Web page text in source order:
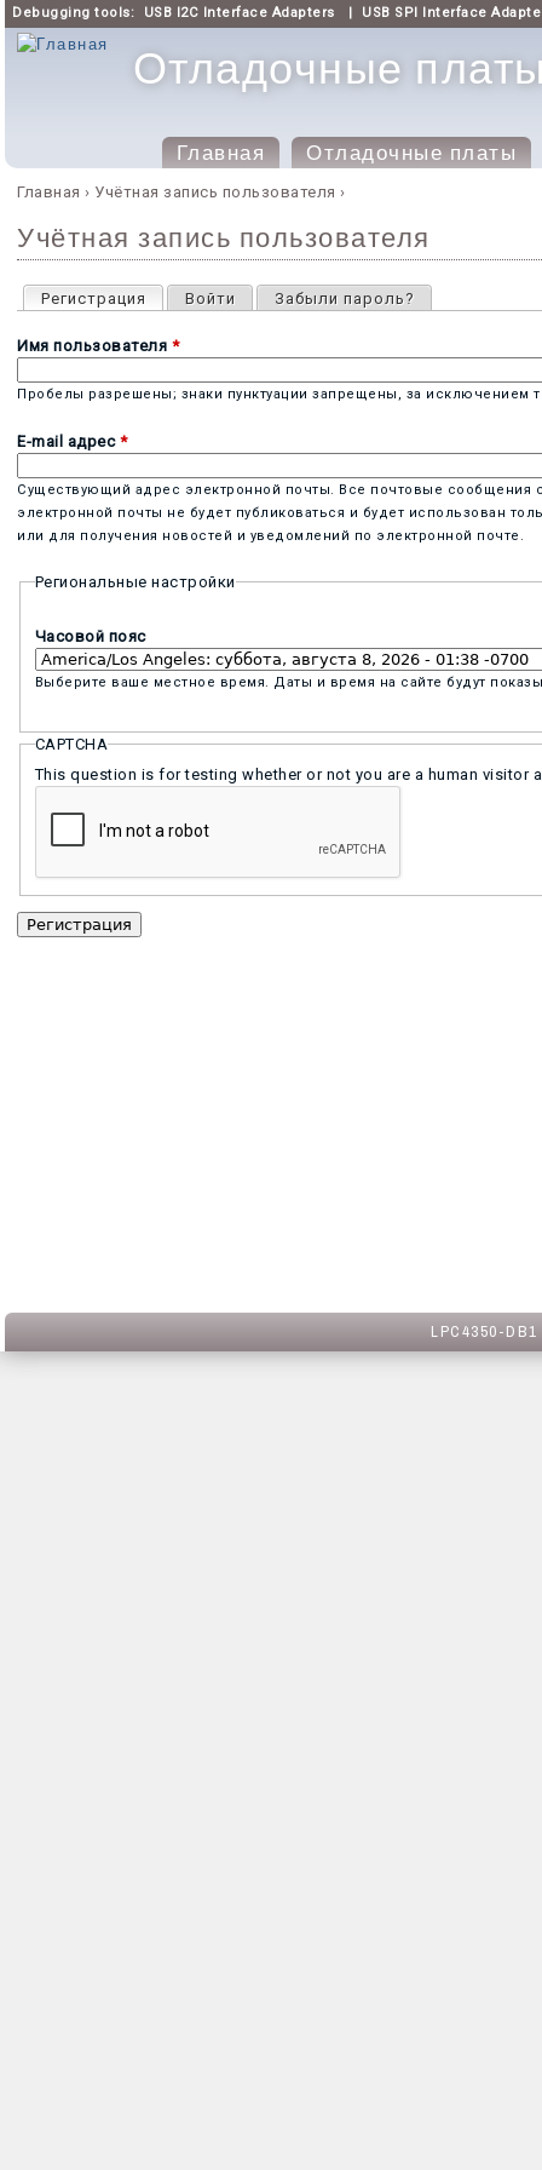
Debugging tools: USB I2C Interface Adapters | USB SPI Interface
Отладочные платы
Главное менюГлавная Отладочные платы
Вы здесь
Главная › Учётная запись пользователя ›
Учётная запись пользователя
Главные вкладки
Регистрация (активная вкладка)
Войти Забыли пароль?
Имя пользователя *
Пробелы разрешены; знаки пунктуации запрещены, за исключением
E-mail адрес *
Существующий адрес электронной почты. Все почтовые сообщения с
электронной почты не будет публиковаться и будет использован
или для получения новостей и уведомлений по электронной почте.
Региональные настройки
Часовой пояс
Выберите ваше местное время. Даты и время на сайте будут
CAPTCHA
This question is for testing whether or not you are a human visitor
LPC4350-